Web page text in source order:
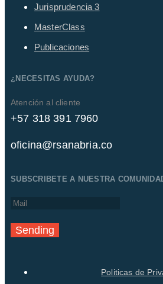
Jurisprudencia3
MasterClass
Publicaciones
¿NECESITAS AYUDA?
Atención al cliente
+57 318 391 7960
oficina@rsanabria.co
SUBSCRIBETE A NUESTRA
Sending
Politicas de